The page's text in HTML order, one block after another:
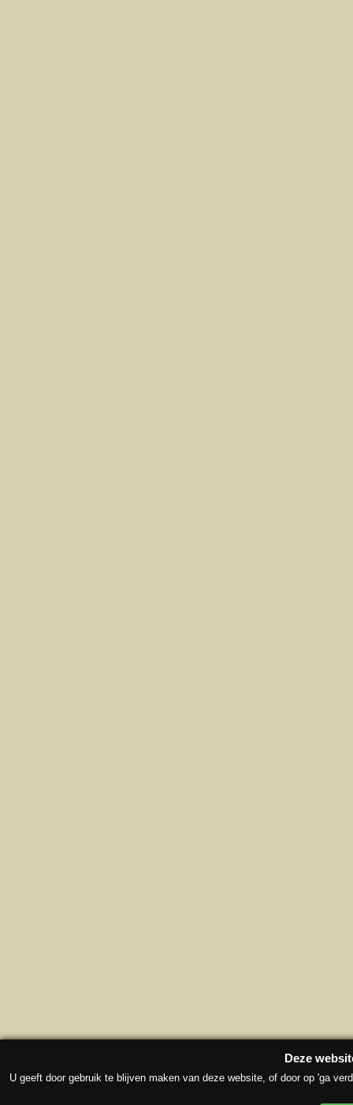
Deze
U geeft door gebruik te blijven maken van deze website, of door op 'ga